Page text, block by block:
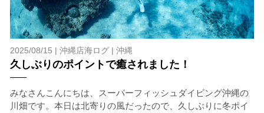
2025/08/15 | 沖縄店海ログ| 沖縄
久しぶりのポイントで癒されました！
みなさんこんにちは、スーパーフィッシュダイビング沖縄の
川畑です。本日は北寄りの風だったので、久しぶりに冬ポイ